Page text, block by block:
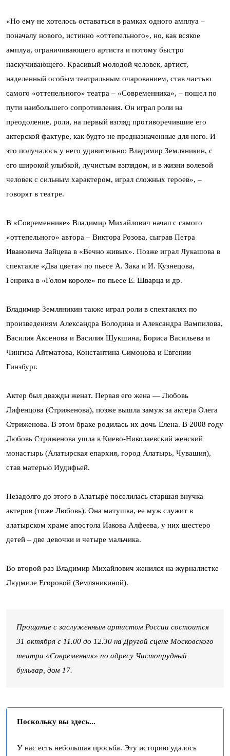
«Но ему не хотелось оставаться в рамках одного амплуа –
поначалу нового, истинно «оттепельного», но, как всякое
амплуа, ограничивающего артиста и потому быстро
наскучивающего. Красивый молодой человек, артист,
наделенный особым театральным очарованием, став частью
самого «оттепельного» театра – «Современника», – пошел по
пути наибольшего сопротивления. Он играл роли на
преодоление, роли, на первый взгляд противоречившие его
актерской фактуре, как будто не предназначенные для него. И
это получалось у него удивительно: Владимир Земляникин, с
его широкой улыбкой, лучистым взглядом, и в жизни волевой
человек с сильным характером, играл сложных героев», –
говорят в театре.
В «Современнике» Владимир Михайлович начал с самого
«оттепельного» автора – Виктора Розова, сыграв Петра
Ивановича Зайцева в «Вечно живых». Позже играл Лукашова в
спектакле «Два цвета» по пьесе А. Зака и И. Кузнецова,
Генриха в «Голом короле» по пьесе Е. Шварца и др.
Владимир Земляникин также играл роли в спектаклях по
произведениям Александра Володина и Александра Вампилова,
Василия Аксенова и Василия Шукшина, Бориса Васильева и
Чингиза Айтматова, Константина Симонова и Евгении
Гинзбург.
Актер был дважды женат. Первая его жена — Любовь
Лифенцова (Стриженова), позже вышла замуж за актера Олега
Стриженова. В этом браке родилась их дочь Елена. В 2008 году
Любовь Стриженова ушла в Киево-Николаевский женский
монастырь (Алатырская епархия, город Алатырь, Чувашия),
став матерью Иудифьей.
Незадолго до этого в Алатыре поселилась старшая внучка
актеров (тоже Любовь). Она матушка, ее муж служит в
алатырском храме апостола Иакова Алфеева, у них шестеро
детей – две девочки и четыре мальчика.
Во второй раз Владимир Михайлович женился на журналистке
Людмиле Егоровой (Земляникиной).
Прощание с заслуженным артистом России состоится
31 октября с 11.00 до 12.30 на Другой сцене Московского
театра «Современник» по адресу Чистопрудный
бульвар, дом 17.
Поскольку вы здесь...
У нас есть небольшая просьба. Эту историю удалось